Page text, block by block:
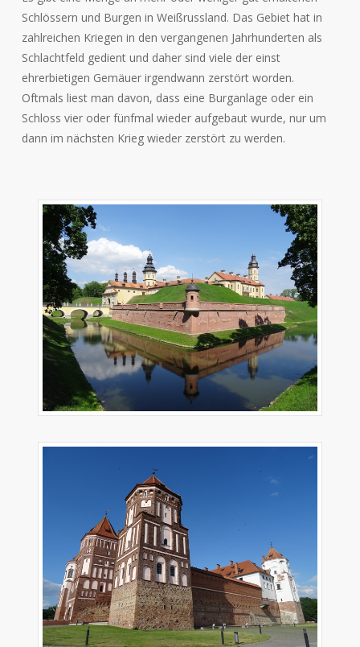
Schlössern und Burgen in Weißrussland. Das Gebiet hat in
zahlreichen Kriegen in den vergangenen Jahrhunderten als
Schlachtfeld gedient und daher sind viele der einst
ehrerbietigen Gemäuer irgendwann zerstört worden.
Oftmals liest man davon, dass eine Burganlage oder ein
Schloss vier oder fünfmal wieder aufgebaut wurde, nur um
dann im nächsten Krieg wieder zerstört zu werden.